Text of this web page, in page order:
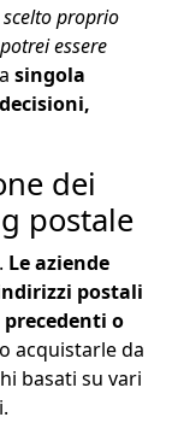
proprio
essere
singola
dei
postale
Le aziende
postali
o
acquistarle da
basati su vari